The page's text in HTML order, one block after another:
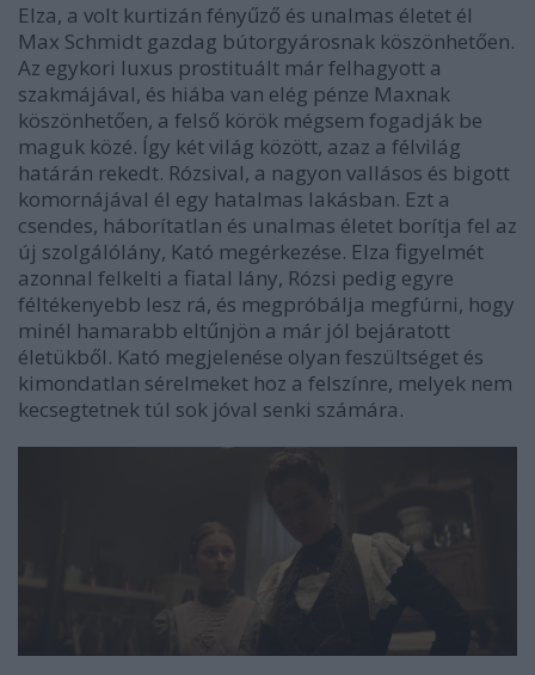
Elza, a volt kurtizán fényűző és unalmas életet él
Max Schmidt gazdag bútorgyárosnak köszönhetően.
Az egykori luxus prostituált már felhagyott a
szakmájával, és hiába van elég pénze Maxnak
köszönhetően, a felső körök mégsem fogadják be
maguk közé. Így két világ között, azaz a félvilág
határán rekedt. Rózsival, a nagyon vallásos és bigott
komornájával él egy hatalmas lakásban. Ezt a
csendes, háborítatlan és unalmas életet borítja fel az
új szolgálólány, Kató megérkezése. Elza figyelmét
azonnal felkelti a fiatal lány, Rózsi pedig egyre
féltékenyebb lesz rá, és megpróbálja megfúrni, hogy
minél hamarabb eltűnjön a már jól bejáratott
életükből. Kató megjelenése olyan feszültséget és
kimondatlan sérelmeket hoz a felszínre, melyek nem
kecsegtetnek túl sok jóval senki számára.